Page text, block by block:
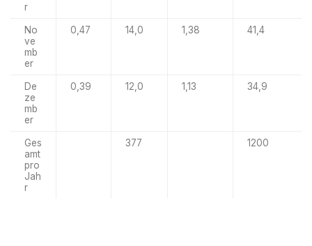
r
No
ve
mb
er
0,47 14,0 1,38 41,4
De
ze
mb
er
0,39 12,0 1,13 34,9
Ges
amt
pro
Jah
r
377 1200